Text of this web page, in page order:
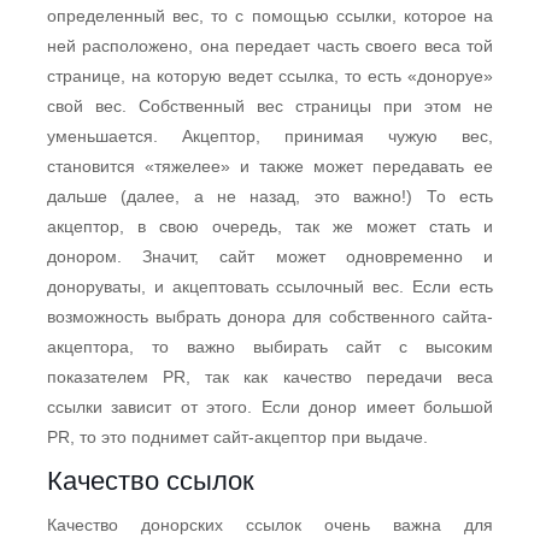
определенный вес, то с помощью ссылки, которое на
ней расположено, она передает часть своего веса той
странице, на которую ведет ссылка, то есть «доноруе»
свой вес. Собственный вес страницы при этом не
уменьшается. Акцептор, принимая чужую вес,
становится «тяжелее» и также может передавать ее
дальше (далее, а не назад, это важно!) То есть
акцептор, в свою очередь, так же может стать и
донором. Значит, сайт может одновременно и
доноруваты, и акцептовать ссылочный вес. Если есть
возможность выбрать донора для собственного сайта-
акцептора, то важно выбирать сайт с высоким
показателем PR, так как качество передачи веса
ссылки зависит от этого. Если донор имеет большой
PR, то это поднимет сайт-акцептор при выдаче.
Качество ссылок
Качество донорских ссылок очень важна для